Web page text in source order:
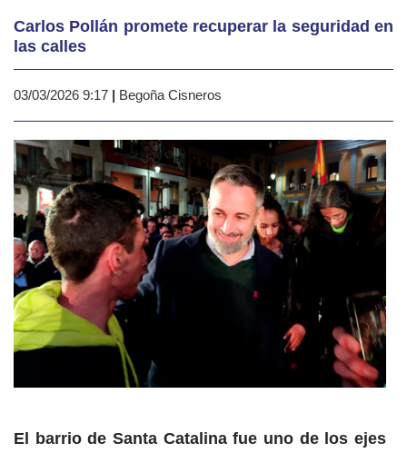
Carlos Pollán promete recuperar la seguridad en
las calles
03/03/2026 9:17 | Begoña Cisneros
El barrio de Santa Catalina fue uno de los ejes